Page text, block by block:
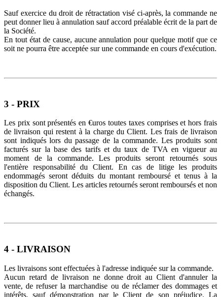
Sauf exercice du droit de rétractation visé ci-après, la commande ne
peut donner lieu à annulation sauf accord préalable écrit de la part de
la Société.
En tout état de cause, aucune annulation pour quelque motif que ce
soit ne pourra être acceptée sur une commande en cours d'exécution.
3 - PRIX
Les prix sont présentés en €uros toutes taxes comprises et hors frais
de livraison qui restent à la charge du Client. Les frais de livraison
sont indiqués lors du passage de la commande. Les produits sont
facturés sur la base des tarifs et du taux de TVA en vigueur au
moment de la commande. Les produits seront retournés sous
l'entière responsabilité du Client. En cas de litige les produits
endommagés seront déduits du montant remboursé et tenus à la
disposition du Client. Les articles retournés seront remboursés et non
échangés.
4 - LIVRAISON
Les livraisons sont effectuées à l'adresse indiquée sur la commande.
Aucun retard de livraison ne donne droit au Client d'annuler la
vente, de refuser la marchandise ou de réclamer des dommages et
intérêts, sauf démonstration par le Client de son préjudice. La